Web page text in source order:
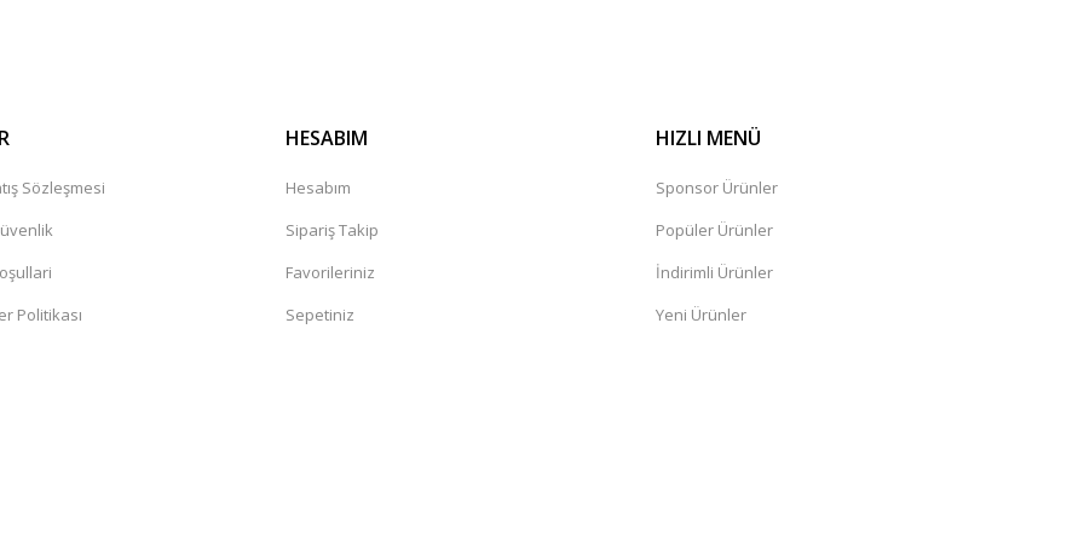
Sözleşmesi
Politikası
HESABIM
Hesabım
Sipariş Takip
Favorileriniz
Sepetiniz
HIZLI MENÜ
Sponsor Ürünler
Popüler Ürünler
İndirimli Ürünler
Yeni Ürünler